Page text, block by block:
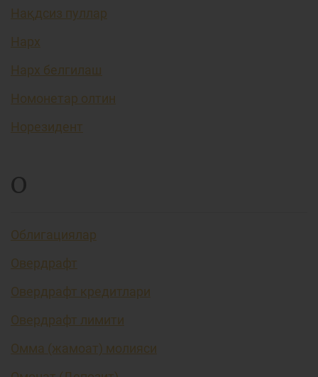
Нақдсиз пуллар
Нарх
Нарх белгилаш
Номонетар олтин
Норезидент
О
Облигациялар
Овердрафт
Овердрафт кредитлари
Овердрафт лимити
Омма (жамоат) молияси